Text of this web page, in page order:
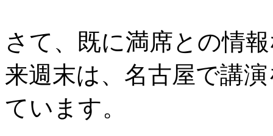
さて、既に満席との情
来週末は、名古屋で講
ています。